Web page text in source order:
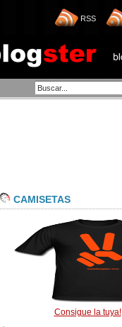
RSS
CAMISETAS
Consigue la tuya!